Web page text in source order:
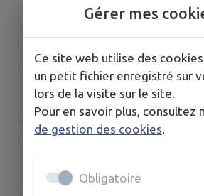
Ciné Venise Verte
Comité des Fêtes
Gérer mes
Ce site web utilise des
un petit fichier enregistré sur
lors de la visite sur le site.
Pour en savoir plus, consultez
de gestion des cookies.
Obligatoire